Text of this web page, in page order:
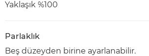
Yaklaşık %100
Parlaklık
Beş düzeyden birine ayarlanabilir.